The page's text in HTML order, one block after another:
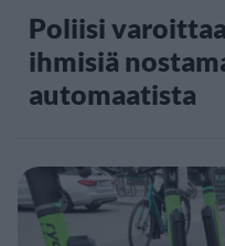
Poliisi
ihmisiä
automaatista